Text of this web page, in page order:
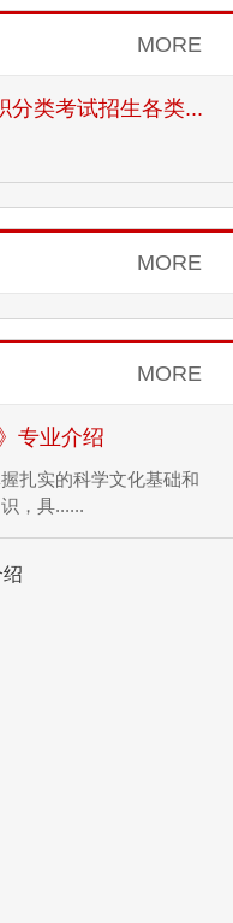
MORE
分类考试招生各类...
MORE
MORE
专业介绍
扎实的科学文化基础和
，具......